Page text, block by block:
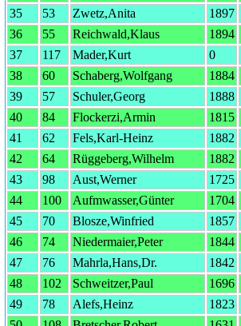
35
53 Zwetz,Anita 1897
36
55 Reichwald,Klaus 1894
37
117 Mader,Kurt 0
38
60 Schaberg,Wolfgang 1884
39
57 Schuler,Georg 1888
40
84 Flockerzi,Armin 1815
41
62 Fels,Karl-Heinz 1882
42
64 Rüggeberg,Wilhelm 1882
43
98 Aust,Werner 1725
44
100 Aufmwasser,Günter 1704
45
70 Blosze,Winfried 1857
46
74 Niedermaier,Peter 1844
47
76 Mahrla,Hans,Dr. 1842
48
102 Schweitzer,Paul 1696
49
78 Alefs,Heinz 1823